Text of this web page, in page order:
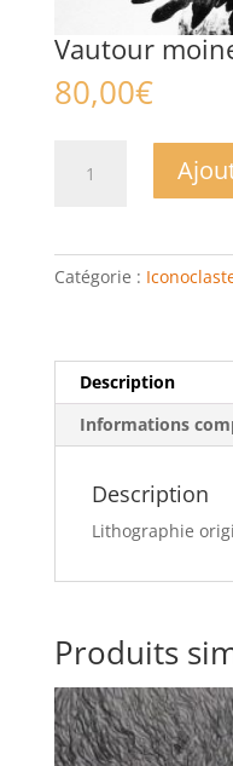
Vautour
80,00€
Catégorie :
Description
Informations
Description
Lithographie
Produits